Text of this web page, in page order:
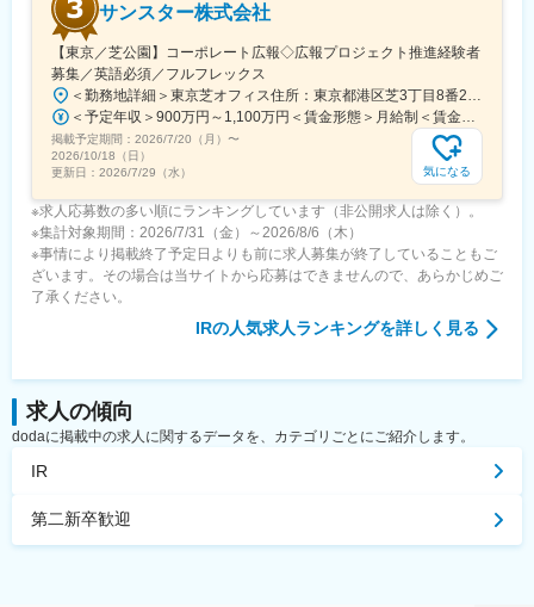
サンスター株式会社
【東京／芝公園】コーポレート広報◇広報プロジェクト推進経験者
募集／英語必須／フルフレックス
掲載予定期間： 2026/7/20（月） 〜
2026/10/18（日）
更新日： 2026/7/29（水） 気になる
※求人応募数の多い順にランキングしています（非公開求人は除く）。
※集計対象期間：2026/7/31（金）～2026/8/6（木）
※事情により掲載終了予定日よりも前に求人募集が終了していることもご
ざいます。その場合は当サイトから応募はできませんので、あらかじめご
了承ください。
IRの人気求人ランキングを詳しく見る
求人の傾向
dodaに掲載中の求人に関するデータを、カテゴリごとにご紹介します。
IR
第二新卒歓迎